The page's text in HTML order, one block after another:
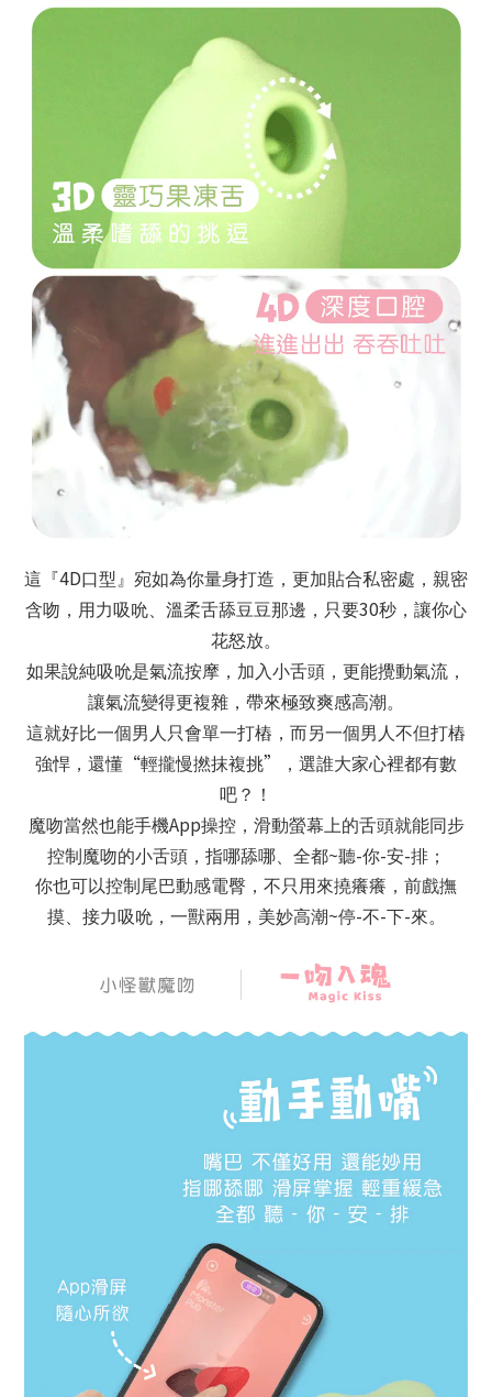
這『4D口型』宛如為你量身打造，更加貼合私密處，親密
含吻，用力吸吮、溫柔舌舔豆豆那邊，只要30秒，讓你心
花怒放。
如果說純吸吮是氣流按摩，加入小舌頭，更能攪動氣流，
讓氣流變得更複雜，帶來極致爽感高潮。
這就好比一個男人只會單一打樁，而另一個男人不但打樁
強悍，還懂 “輕攏慢撚抹複挑”
，選誰大家心裡都有數
吧？！
魔吻當然也能手機App操控，滑動螢幕上的舌頭就能同步
控制魔吻的小舌頭，指哪舔哪、全都~聽-你-安-排；
你也可以控制尾巴動感電臀，不只用來撓癢癢，前戲撫
摸、接力吸吮，一獸兩用，美妙高潮~停-不-下-來。